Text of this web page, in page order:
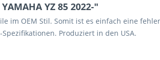
YZ 85 2022-"
im OEM Stil. Somit ist es einfach eine
Produziert in den USA.